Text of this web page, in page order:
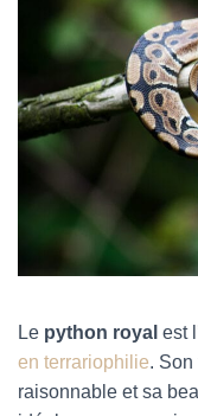
Le python royal est
en terrariophilie.
raisonnable et sa